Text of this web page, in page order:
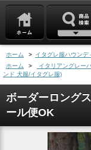
ホーム > イタグレ服ハウンデ
ホーム
> イタリアングレー
ンド 犬服/イタグレ服)
ボーダーロング
ール便OK